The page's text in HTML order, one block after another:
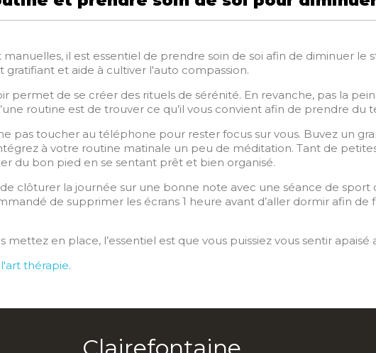
il est essentiel de prendre soin de soi afin de diminuer le
et aide à cultiver l'auto compassion.
permet de se créer des rituels de sérénité. En revanche, pas la
routine est de trouver ce qu’il vous convient afin de prendre du
pas toucher au téléphone pour rester focus sur vous. Buvez un
à votre routine matinale un peu de méditation. Tant de
du bon pied en se sentant prêt et bien organisé.
clôturer la journée sur une bonne note avec une séance de
de supprimer les écrans 1 heure avant d’aller dormir afin de
en place, l’essentiel est que vous puissiez vous sentir apaisé
thérapie.